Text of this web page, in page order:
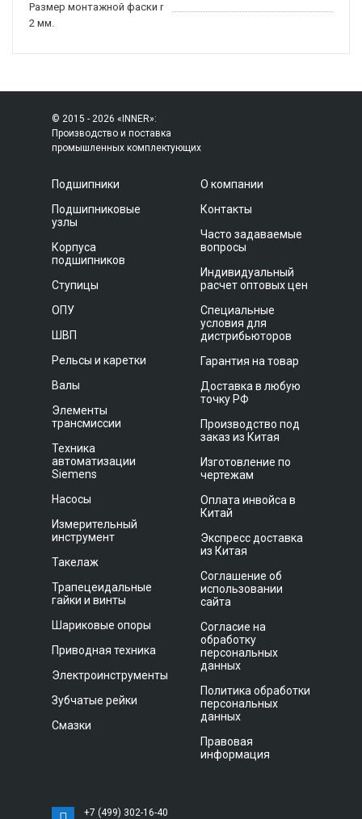
Размер монтажной фаски r
2 мм.
© 2015 - 2026 «INNER»:
Производство и поставка
промышленных комплектующих
Подшипники
Подшипниковые
узлы
Корпуса
подшипников
Ступицы
ОПУ
ШВП
Рельсы и каретки
Валы
Элементы
трансмиссии
Техника
автоматизации
Siemens
Насосы
Измерительный
инструмент
Такелаж
Трапецеидальные
гайки и винты
Шариковые опоры
Приводная техника
Электроинструменты
Зубчатые рейки
Смазки
О компании
Контакты
Часто задаваемые
вопросы
Индивидуальный
расчет оптовых цен
Специальные
условия для
дистрибьюторов
Гарантия на товар
Доставка в любую
точку РФ
Производство под
заказ из Китая
Изготовление по
чертежам
Оплата инвойса в
Китай
Экспресс доставка
из Китая
Соглашение об
использовании
сайта
Согласие на
обработку
персональных
данных
Политика обработки
персональных
данных
Правовая
информация
+7 (499) 302-16-40